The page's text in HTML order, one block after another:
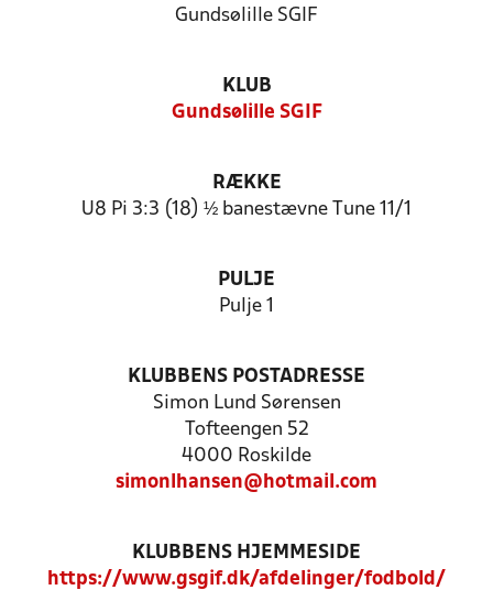
Gundsølille SGIF
KLUB
Gundsølille SGIF
RÆKKE
U8 Pi 3:3 (18) ½ banestævne Tune 11/1
PULJE
Pulje 1
KLUBBENS POSTADRESSE
Simon Lund Sørensen
Tofteengen 52
4000 Roskilde
simonlhansen@hotmail.com
KLUBBENS HJEMMESIDE
https://www.gsgif.dk/afdelinger/fodbold/